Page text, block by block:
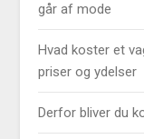
går af mode
Hvad koster et
priser og ydelser
Derfor bliver du